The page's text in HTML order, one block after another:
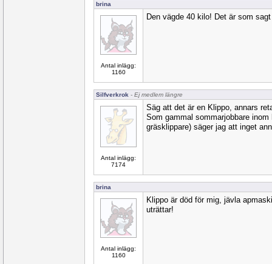
brina
Antal inlägg:
1160
Den vägde 40 kilo! Det är som
Silfverkrok - Ej medlem längre
Antal inlägg:
7174
Säg att det är en Klippo, annars
Som gammal sommarjobbare inom
gräsklippare) säger jag att inget
brina
Antal inlägg:
1160
Klippo är död för mig, jävla
uträttar!